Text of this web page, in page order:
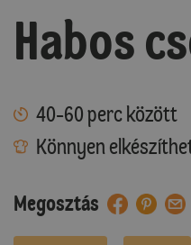
Habos
40-60 perc között
Könnyen
Megosztás